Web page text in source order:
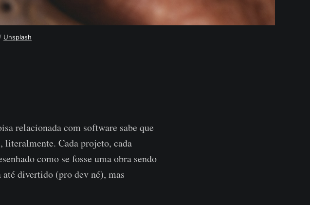
Unsplash
relacionada com software sabe que
literalmente. Cada projeto, cada
como se fosse uma obra sendo
divertido (pro dev né), mas